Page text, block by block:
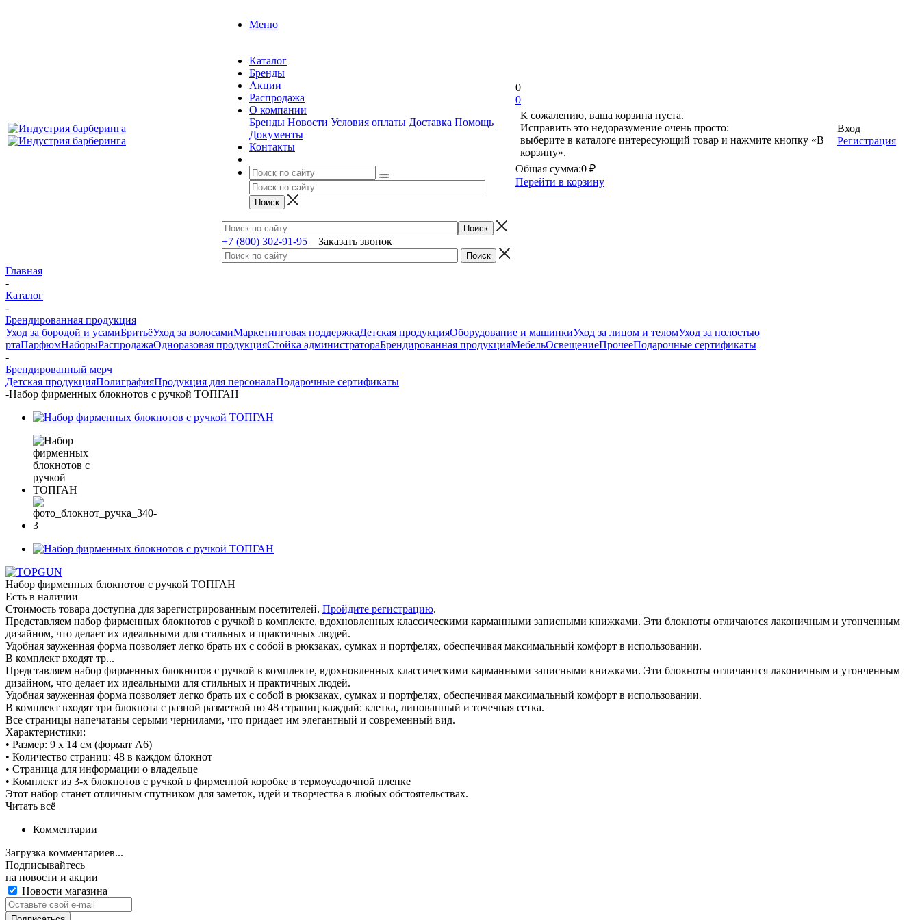
Меню
Каталог
Бренды
Акции
Распродажа
О компании
Бренды Новости Условия оплаты Доставка Помощь
Документы
Контакты
+7 (800) 302-91-95 Заказать звонок
0
0
К сожалению, ваша корзина пуста.
Исправить это недоразумение очень просто:
выберите в каталоге интересующий товар и нажмите кнопку «В
корзину».
Общая сумма:0 ₽
Перейти в корзину
Вход
Регистрация
Главная
-
Каталог
-
Брендированная продукция
Уход за бородой и усамиБритьёУход за волосамиМаркетинговая поддержкаДетская продукцияОборудование и машинкиУход за лицом и теломУход за полостью
ртаПарфюмНаборыРаспродажаОдноразовая продукцияСтойка администратораБрендированная продукцияМебельОсвещениеПрочееПодарочные сертификаты
-
Брендированный мерч
Детская продукцияПолиграфияПродукция для персоналаПодарочные сертификаты
-Набор фирменных блокнотов с ручкой ТОПГАН
Набор фирменных блокнотов с ручкой ТОПГАН
Есть в наличии
Стоимость товара доступна для зарегистрированным посетителей. Пройдите регистрацию.
Представляем набор фирменных блокнотов с ручкой в комплекте, вдохновленных классическими карманными записными книжками. Эти блокноты отличаются лаконичным и утонченным
дизайном, что делает их идеальными для стильных и практичных людей.
Удобная зауженная форма позволяет легко брать их с собой в рюкзаках, сумках и портфелях, обеспечивая максимальный комфорт в использовании.
В комплект входят тр...
Представляем набор фирменных блокнотов с ручкой в комплекте, вдохновленных классическими карманными записными книжками. Эти блокноты отличаются лаконичным и утонченным
дизайном, что делает их идеальными для стильных и практичных людей.
Удобная зауженная форма позволяет легко брать их с собой в рюкзаках, сумках и портфелях, обеспечивая максимальный комфорт в использовании.
В комплект входят три блокнота с разной разметкой по 48 страниц каждый: клетка, линованный и точечная сетка.
Все страницы напечатаны серыми чернилами, что придает им элегантный и современный вид.
Характеристики:
• Размер: 9 х 14 см (формат А6)
• Количество страниц: 48 в каждом блокнот
• Страница для информации о владельце
• Комплект из 3-х блокнотов с ручкой в фирменной коробке в термоусадочной пленке
Этот набор станет отличным спутником для заметок, идей и творчества в любых обстоятельствах.
Читать всё
Комментарии
Загрузка комментариев...
Подписывайтесь
на новости и акции
Новости магазина